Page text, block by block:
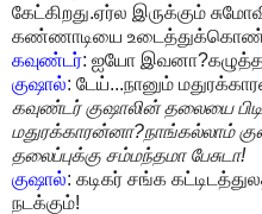
கேட்கிறது.ஏர்ல இருக்கும்
கண்ணாடியை உடைத்துக்கொண்டு
கவுண்டர்: ஐயோ இவனா?கழுத்த
குஷால்: டேய்...நானும்
கவுண்டர் குஷாலின் தலையை
மதுரக்காரன்னா?நாங்கல்லாம்
தலைப்புக்கு சம்மந்தமா பேசுடா!
குஷால்: கடிகர் சங்க
நடக்கும்!